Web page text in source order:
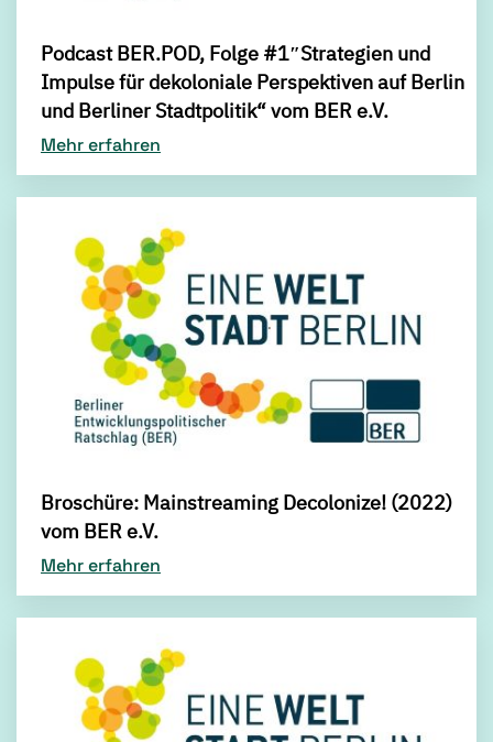
Podcast BER.POD, Folge #1″Strategien und
Impulse für dekoloniale Perspektiven auf Berlin
und Berliner Stadtpolitik“ vom BER e.V.
Mehr erfahren
Broschüre: Mainstreaming Decolonize! (2022)
vom BER e.V.
Mehr erfahren